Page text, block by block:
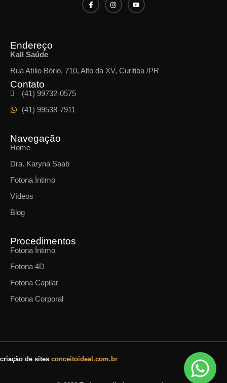
Endereço
Kall Saúde
Rua Atílio Bório, 710, Alto da XV, Curitiba /PR
Contato
(41) 99732-0575
(41) 99538-7911
Navegação
Home
Dra. Karyna Saab
Fotona Íntimo
Vídeos
Blog
Procedimentos
Fotona Íntimo
Fotona 4D
Fotona Capilar
Fotona Corporal
criação de sites conceitoideal.com.br